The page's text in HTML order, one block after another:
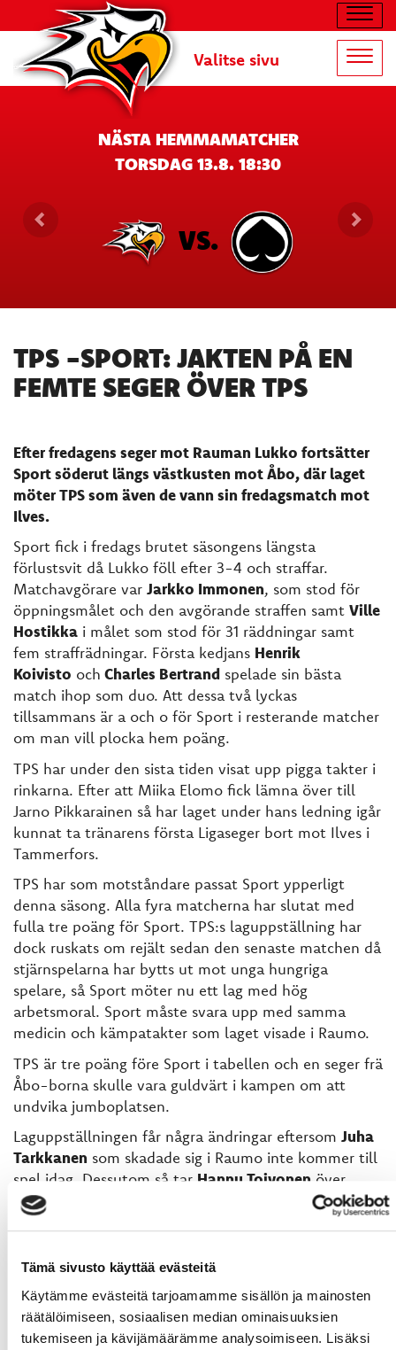
Tämä sivusto käyttää evästeitä
Käytämme evästeitä tarjoamamme sisällön ja mainosten
räätälöimiseen, sosiaalisen median ominaisuuksien
tukemiseen ja kävijämäärämme analysoimiseen. Lisäksi
Valitse sivu
NÄSTA HEMMAMATCHER
TORSDAG 13.8. 18:30
VS.
TPS -SPORT: JAKTEN PÅ EN
FEMTE SEGER ÖVER TPS
Efter fredagens seger mot Rauman Lukko fortsätter
Sport söderut längs västkusten mot Åbo, där laget
möter TPS som även de vann sin fredagsmatch mot
Ilves.
Sport fick i fredags brutet säsongens längsta
förlustsvit då Lukko föll efter 3-4 och straffar.
Matchavgörare var Jarkko Immonen, som stod för
öppningsmålet och den avgörande straffen samt Ville
Hostikka i målet som stod för 31 räddningar samt
fem straffrädningar. Första kedjans Henrik
Koivisto och Charles Bertrand spelade sin bästa
match ihop som duo. Att dessa två lyckas
tillsammans är a och o för Sport i resterande matcher
om man vill plocka hem poäng.
TPS har under den sista tiden visat upp pigga takter i
rinkarna. Efter att Miika Elomo fick lämna över till
Jarno Pikkarainen så har laget under hans ledning igår
kunnat ta tränarens första Ligaseger bort mot Ilves i
Tammerfors.
TPS har som motståndare passat Sport ypperligt
denna säsong. Alla fyra matcherna har slutat med
fulla tre poäng för Sport. TPS:s laguppställning har
dock ruskats om rejält sedan den senaste matchen då
stjärnspelarna har bytts ut mot unga hungriga
spelare, så Sport möter nu ett lag med hög
arbetsmoral. Sport måste svara upp med samma
medicin och kämpatakter som laget visade i Raumo.
TPS är tre poäng före Sport i tabellen och en seger frä
Åbo-borna skulle vara guldvärt i kampen om att
undvika jumboplatsen.
Laguppställningen får några ändringar eftersom Juha
Tarkkanen som skadade sig i Raumo inte kommer till
spel idag. Dessutom så tar Hannu Toivonen över
målvaktspositionen efter Hostikka.